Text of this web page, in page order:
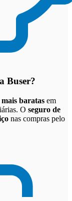
Buser?
baratas em
O seguro de
nas compras pelo